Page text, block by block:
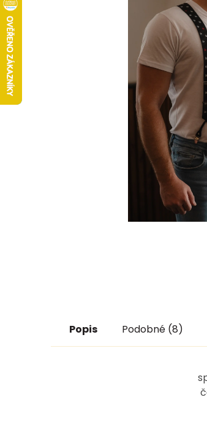
Popis Podobné (8)